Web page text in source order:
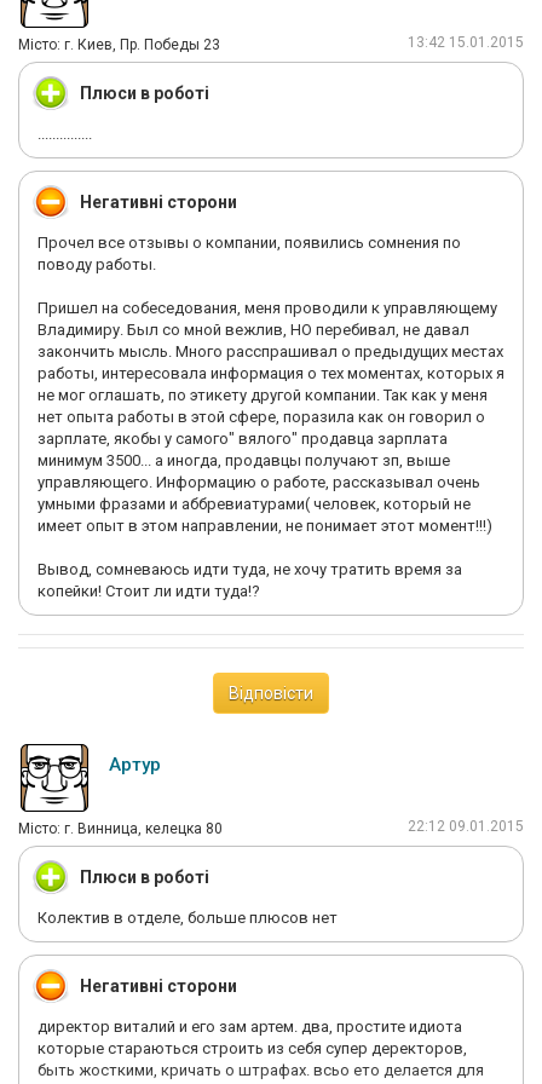
Мiсто: г. Киев, Пр. Победы 23 13:42 15.01.2015
Плюси в роботі
...............
Негативні сторони
Прочел все отзывы о компании, появились сомнения по
поводу работы.
Пришел на собеседования, меня проводили к управляющему
Владимиру. Был со мной вежлив, НО перебивал, не давал
закончить мысль. Много расспрашивал о предыдущих местах
работы, интересовала информация о тех моментах, которых я
не мог оглашать, по этикету другой компании. Так как у меня
нет опыта работы в этой сфере, поразила как он говорил о
зарплате, якобы у самого" вялого" продавца зарплата
минимум 3500... а иногда, продавцы получают зп, выше
управляющего. Информацию о работе, рассказывал очень
умными фразами и аббревиатурами( человек, который не
имеет опыт в этом направлении, не понимает этот момент!!!)
Вывод, сомневаюсь идти туда, не хочу тратить время за
копейки! Стоит ли идти туда!?
Відповісти
Артур
Мiсто: г. Винница, келецка 80 22:12 09.01.2015
Плюси в роботі
Колектив в отделе, больше плюсов нет
Негативні сторони
директор виталий и его зам артем. два, простите идиота
которые стараються строить из себя супер деректоров,
быть жосткими, кричать о штрафах. всьо ето делается для